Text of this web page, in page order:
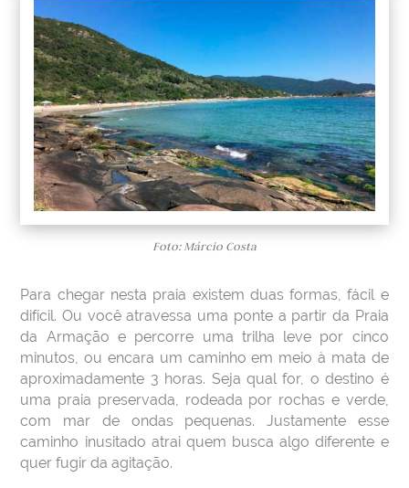
Foto: Márcio Costa
Para chegar nesta praia existem duas formas, fácil e
difícil. Ou você atravessa uma ponte a partir da Praia
da Armação e percorre uma trilha leve por cinco
minutos, ou encara um caminho em meio à mata de
aproximadamente 3 horas. Seja qual for, o destino é
uma praia preservada, rodeada por rochas e verde,
com mar de ondas pequenas. Justamente esse
caminho inusitado atrai quem busca algo diferente e
quer fugir da agitação.